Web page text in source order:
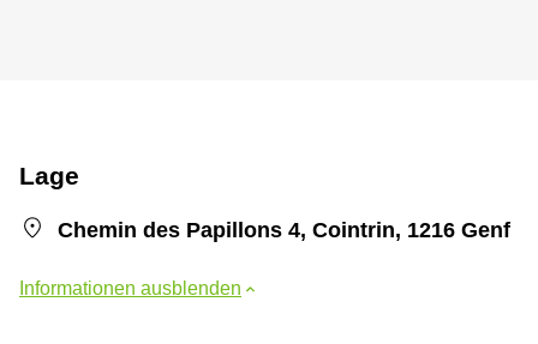
Lage
Chemin des Papillons 4, Cointrin, 1216 Genf
Informationen ausblenden